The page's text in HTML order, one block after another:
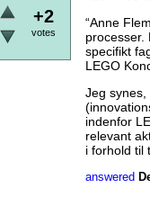
+2
votes
“Anne
processer.
specifikt
LEGO
Jeg
indenfor
relevant
i forhold til
answered